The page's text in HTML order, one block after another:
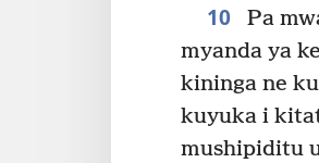
10
Pa
myanda ya
kininga ne
kuyuka i
mushipiditu